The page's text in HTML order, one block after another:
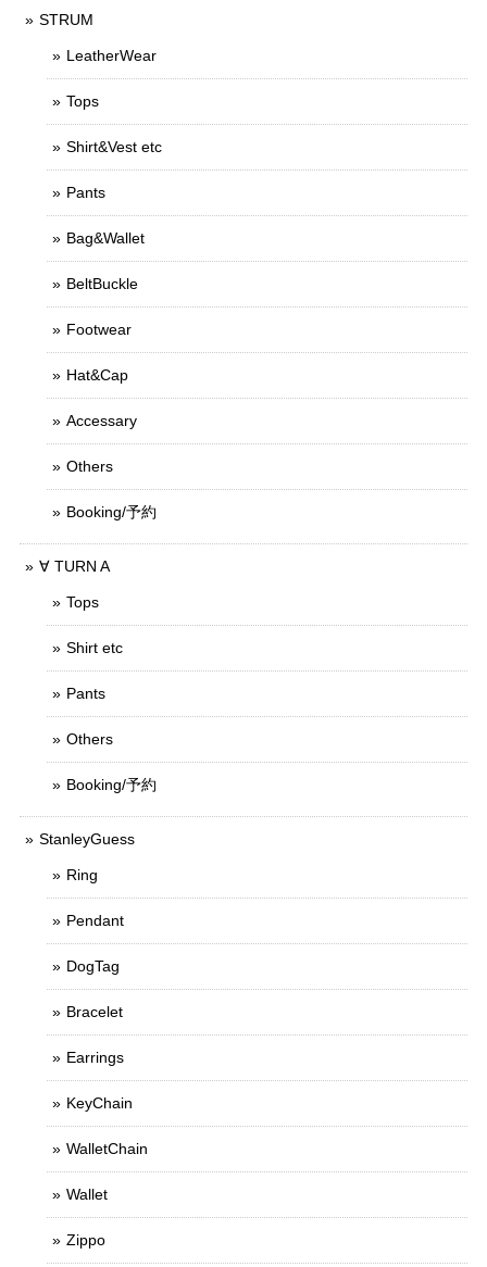
STRUM
LeatherWear
Tops
Shirt&Vest etc
Pants
Bag&Wallet
BeltBuckle
Footwear
Hat&Cap
Accessary
Others
Booking/予約
∀ TURN A
Tops
Shirt etc
Pants
Others
Booking/予約
StanleyGuess
Ring
Pendant
DogTag
Bracelet
Earrings
KeyChain
WalletChain
Wallet
Zippo